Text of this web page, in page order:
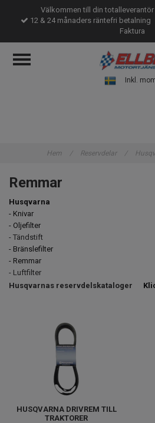
Välkommen till din
12 & 24 månaders räntefri betalning
Faktura
Inkl.
Hem / Reservdelar /
Remmar
Husqvarna
- Knivar
- Oljefilter
- Tändstift
- Bränslefilter
- Remmar
- Luftfilter
Husqvarnas reservdelskataloger
HUSQVARNA DRIVREM TILL
TRAKTORER